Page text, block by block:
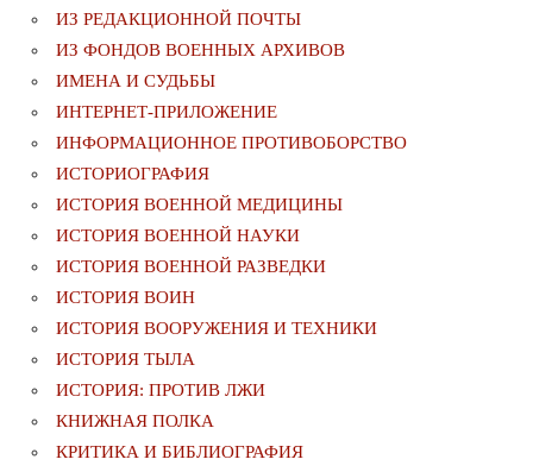
ИЗ РЕДАКЦИОННОЙ ПОЧТЫ
ИЗ ФОНДОВ ВОЕННЫХ АРХИВОВ
ИМЕНА И СУДЬБЫ
ИНТЕРНЕТ-ПРИЛОЖЕНИЕ
ИНФОРМАЦИОННОЕ ПРОТИВОБОРСТВО
ИСТОРИОГРАФИЯ
ИСТОРИЯ ВОЕННОЙ МЕДИЦИНЫ
ИСТОРИЯ ВОЕННОЙ НАУКИ
ИСТОРИЯ ВОЕННОЙ РАЗВЕДКИ
ИСТОРИЯ ВОИН
ИСТОРИЯ ВООРУЖЕНИЯ И ТЕХНИКИ
ИСТОРИЯ ТЫЛА
ИСТОРИЯ: ПРОТИВ ЛЖИ
КНИЖНАЯ ПОЛКА
КРИТИКА И БИБЛИОГРАФИЯ